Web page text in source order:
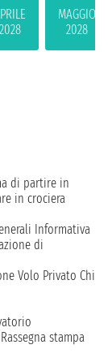
2028
MAGGIO
2028
di partire in
in crociera
Informativa
di
Volo Privato Chi
Rassegna stampa